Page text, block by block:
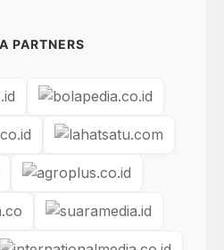
PARTNERS